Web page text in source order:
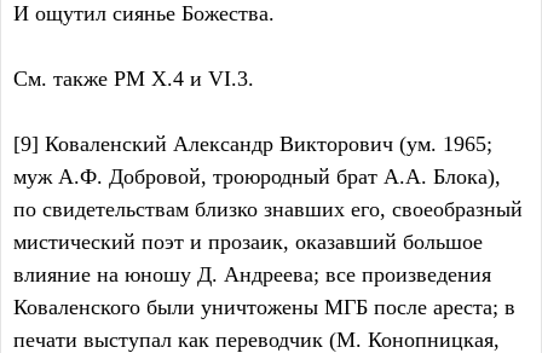
И ощутил сиянье Божества.
См. также РМ X.4 и VI.3.
[9] Коваленский Александр Викторович (ум. 1965;
муж А.Ф. Добровой, троюродный брат А.А. Блока),
по свидетельствам близко знавших его, своеобразный
мистический поэт и прозаик, оказавший большое
влияние на юношу Д. Андреева; все произведения
Коваленского были уничтожены МГБ после ареста; в
печати выступал как переводчик (М. Конопницкая,